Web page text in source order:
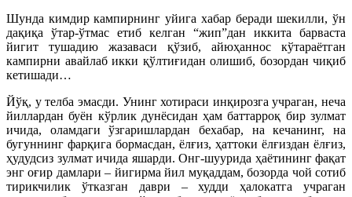
Шунда кимдир кампирнинг уйига хабар беради шекилли, ўн
дақиқа ўтар-ўтмас етиб келган “жип”дан иккита барваста
йигит тушадию жазаваси қўзиб, айюҳаннос кўтараётган
кампирни авайлаб икки қўлтиғидан олишиб, бозордан чиқиб
кетишади…
Йўқ, у телба эмасди. Унинг хотираси инқирозга учраган, неча
йиллардан буён кўрлик дунёсидан ҳам баттарроқ бир зулмат
ичида, оламдаги ўзгаришлардан бехабар, на кечанинг, на
бугуннинг фарқига бормасдан, ёлғиз, ҳаттоки ёлғиздан ёлғиз,
ҳудудсиз зулмат ичида яшарди. Онг-шуурида ҳаётининг фақат
энг оғир дамлари – йигирма йил муқаддам, бозорда чой сотиб
тирикчилик ўтказган даври – худди ҳалокатга учраган